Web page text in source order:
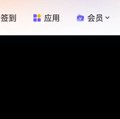
签到 应用 会员